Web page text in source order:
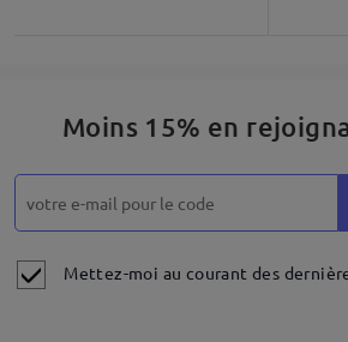
Moins 15% en
Mettez-moi au courant des